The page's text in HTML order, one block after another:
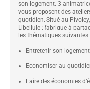
son logement. 3
vous proposent des
quotidien. Situé au
Libellule : fabrique à
les thématiques suivantes
Entretenir son
Economiser au
Faire des économies